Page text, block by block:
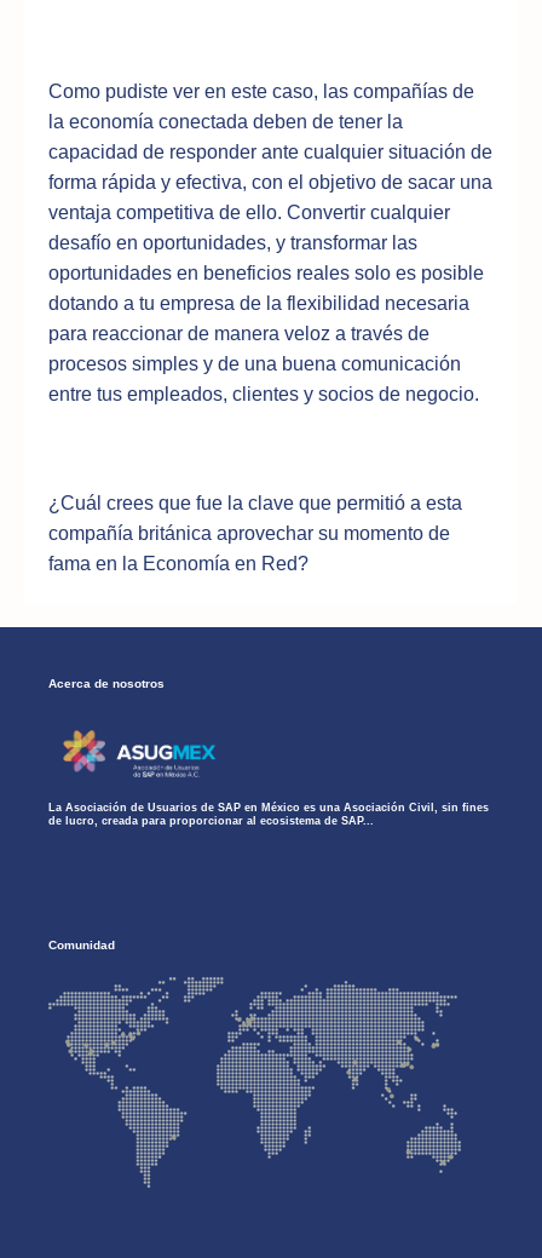
Como pudiste ver en este caso, las compañías de
la economía conectada deben de tener la
capacidad de responder ante cualquier situación de
forma rápida y efectiva, con el objetivo de sacar una
ventaja competitiva de ello. Convertir cualquier
desafío en oportunidades, y transformar las
oportunidades en beneficios reales solo es posible
dotando a tu empresa de la flexibilidad necesaria
para reaccionar de manera veloz a través de
procesos simples y de una buena comunicación
entre tus empleados, clientes y socios de negocio.
¿Cuál crees que fue la clave que permitió a esta
compañía británica aprovechar su momento de
fama en la Economía en Red?
Acerca de nosotros
La Asociación de Usuarios de SAP en México es una Asociación Civil, sin fines
de lucro, creada para proporcionar al ecosistema de SAP...
Comunidad